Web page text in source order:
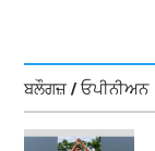
ਬਲੌਗਜ਼ / ਓਪੀਨੀਅਨ